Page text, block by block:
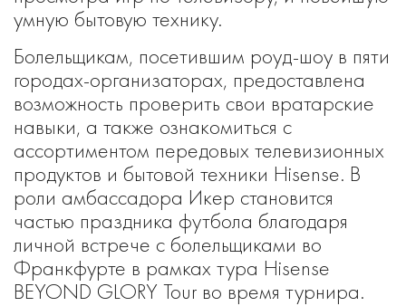
умную бытовую технику.
Болельщикам, посетившим роуд-шоу в пяти
городах-организаторах, предоставлена
возможность проверить свои вратарские
навыки, а также ознакомиться с
ассортиментом передовых телевизионных
продуктов и бытовой техники Hisense. В
роли амбассадора Икер становится
частью праздника футбола благодаря
личной встрече с болельщиками во
Франкфурте в рамках тура Hisense
BEYOND GLORY Tour во время турнира.